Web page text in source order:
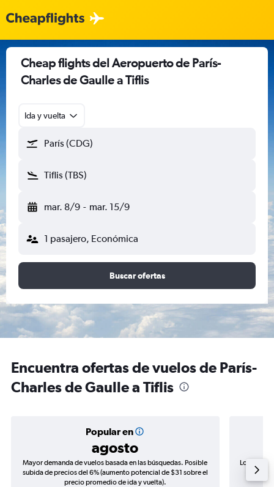
Cheap flights del Aeropuerto de París-
Charles de Gaulle a Tiflis
Ida y vuelta
París (CDG)
Tiflis (TBS)
mar. 8/9 - mar. 15/9
1 pasajero, Económica
Buscar ofertas
Encuentra ofertas de vuelos de París-
Charles de Gaulle a Tiflis
Popular en
agosto
Mayor demanda de vuelos basada en las búsquedas. Posible
subida de precios del 6% (aumento potencial de $31 sobre el
precio promedio de ida y vuelta).
Los
de